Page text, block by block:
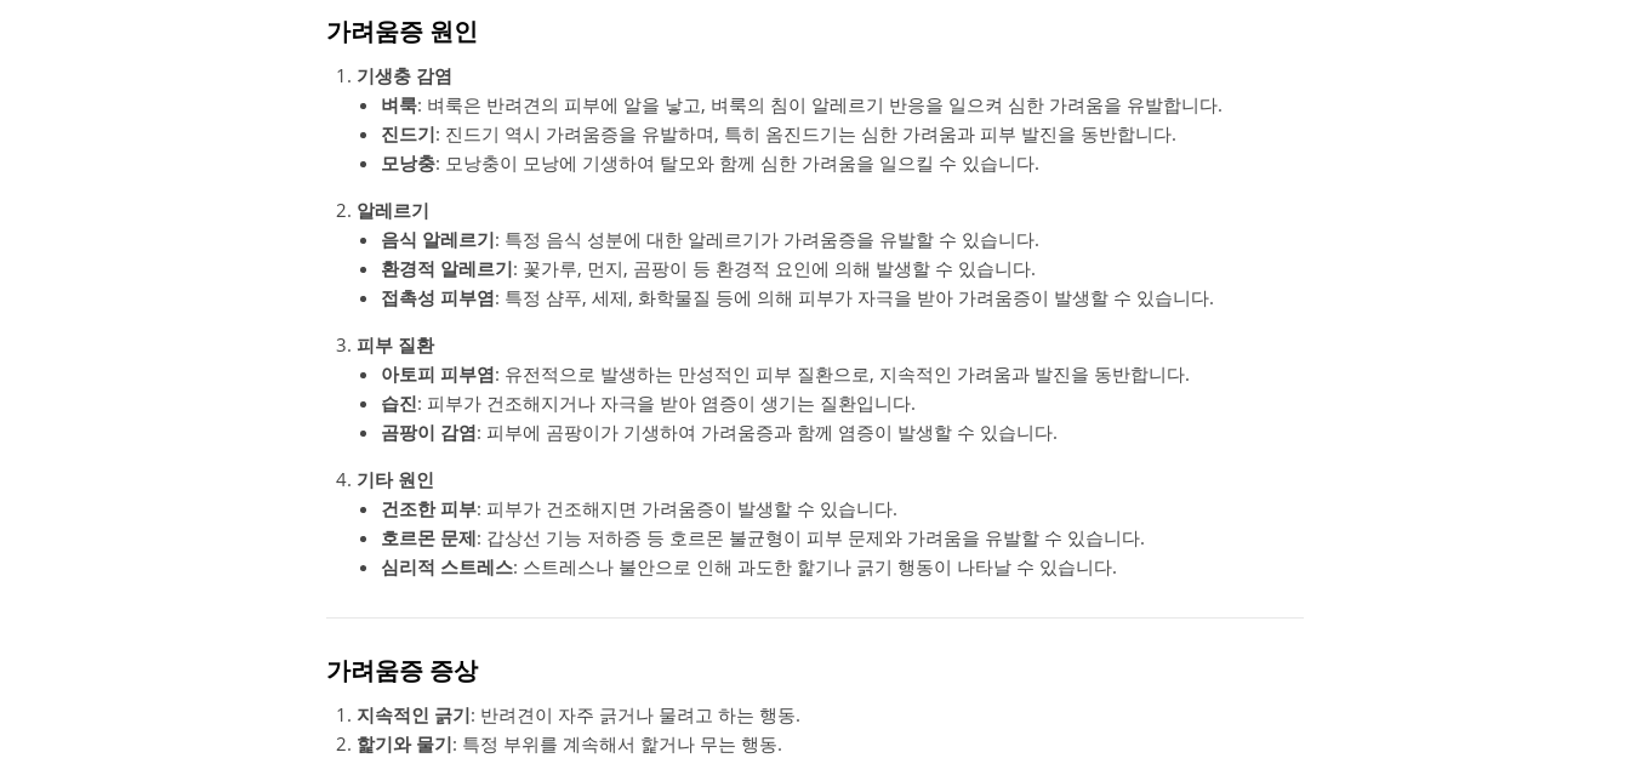
가려움증 원인
기생충 감염
벼룩: 벼룩은 반려견의 피부에 알을 낳고, 벼룩의 침이 알레르기 반응을 일으켜 심한 가려움을 유발합니다.
진드기: 진드기 역시 가려움증을 유발하며, 특히 옴진드기는 심한 가려움과 피부 발진을 동반합니다.
모낭충: 모낭충이 모낭에 기생하여 탈모와 함께 심한 가려움을 일으킬 수 있습니다.
알레르기
음식 알레르기: 특정 음식 성분에 대한 알레르기가 가려움증을 유발할 수 있습니다.
환경적 알레르기: 꽃가루, 먼지, 곰팡이 등 환경적 요인에 의해 발생할 수 있습니다.
접촉성 피부염: 특정 샴푸, 세제, 화학물질 등에 의해 피부가 자극을 받아 가려움증이 발생할 수 있습니다.
피부 질환
아토피 피부염: 유전적으로 발생하는 만성적인 피부 질환으로, 지속적인 가려움과 발진을 동반합니다.
습진: 피부가 건조해지거나 자극을 받아 염증이 생기는 질환입니다.
곰팡이 감염: 피부에 곰팡이가 기생하여 가려움증과 함께 염증이 발생할 수 있습니다.
기타 원인
건조한 피부: 피부가 건조해지면 가려움증이 발생할 수 있습니다.
호르몬 문제: 갑상선 기능 저하증 등 호르몬 불균형이 피부 문제와 가려움을 유발할 수 있습니다.
심리적 스트레스: 스트레스나 불안으로 인해 과도한 핥기나 긁기 행동이 나타날 수 있습니다.
가려움증 증상
지속적인 긁기: 반려견이 자주 긁거나 물려고 하는 행동.
핥기와 물기: 특정 부위를 계속해서 핥거나 무는 행동.